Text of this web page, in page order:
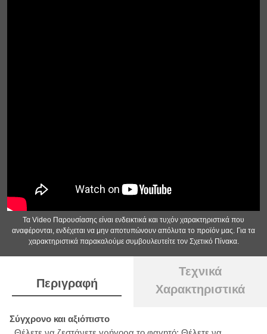
Τα Video Παρουσίασης είναι ενδεικτικά και τυχόν χαρακτηριστικά που
αναφέρονται, ενδέχεται να μην αποτυπώνουν απόλυτα το προϊόν μας. Για τα
χαρακτηριστικά παρακαλούμε συμβουλευτείτε τον Σχετικό Πίνακα.
Περιγραφή
Τεχνικά
Χαρακτηριστικά
Σύγχρονο και αξιόπιστο